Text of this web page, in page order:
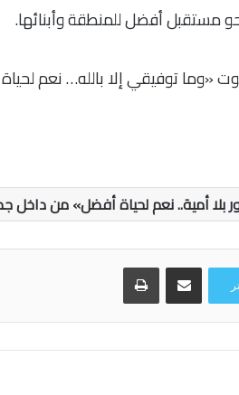
أفضل للمنطقة وأبنائها.
«وما توفيقي إلا بالله… نعم
بلا أمية.. نعم لحياة أفضل» من داخل